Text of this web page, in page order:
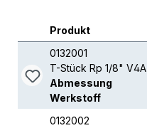
Produkt
0132001
T-Stück Rp 1/8" V4A
Abmessung
Werkstoff
0132002